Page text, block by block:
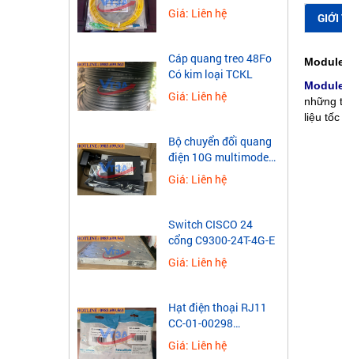
Giá: Liên hệ
Cáp quang treo 48Fo
Có kim loại TCKL
Giá: Liên hệ
Bộ chuyển đổi quang
điện 10G multimode
Wintop YT-10G-SFP-
AS
Giá: Liên hệ
Switch CISCO 24
cổng C9300-24T-4G-E
Giá: Liên hệ
Hạt điện thoại RJ11
CC-01-00298
Novalink 4 chân mạ
vàng
Giá: Liên hệ
GIỚI
những
liệu